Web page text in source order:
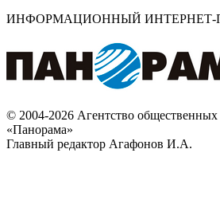
ИНФОРМАЦИОННЫЙ ИНТЕРНЕТ-
© 2004-2026 Агентство
«Панорама»
Главный редактор Агафонов И.А.